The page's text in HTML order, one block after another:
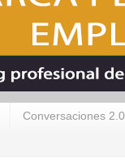
Conversaciones 2.0